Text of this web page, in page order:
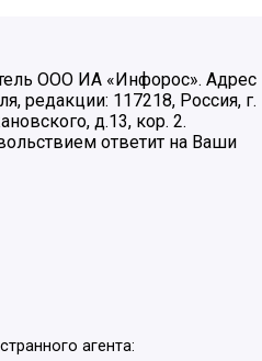
ООО ИА «Инфорос». Адрес
редакции: 117218, Россия, г.
д.13, кор. 2.
ответит на Ваши
агента: